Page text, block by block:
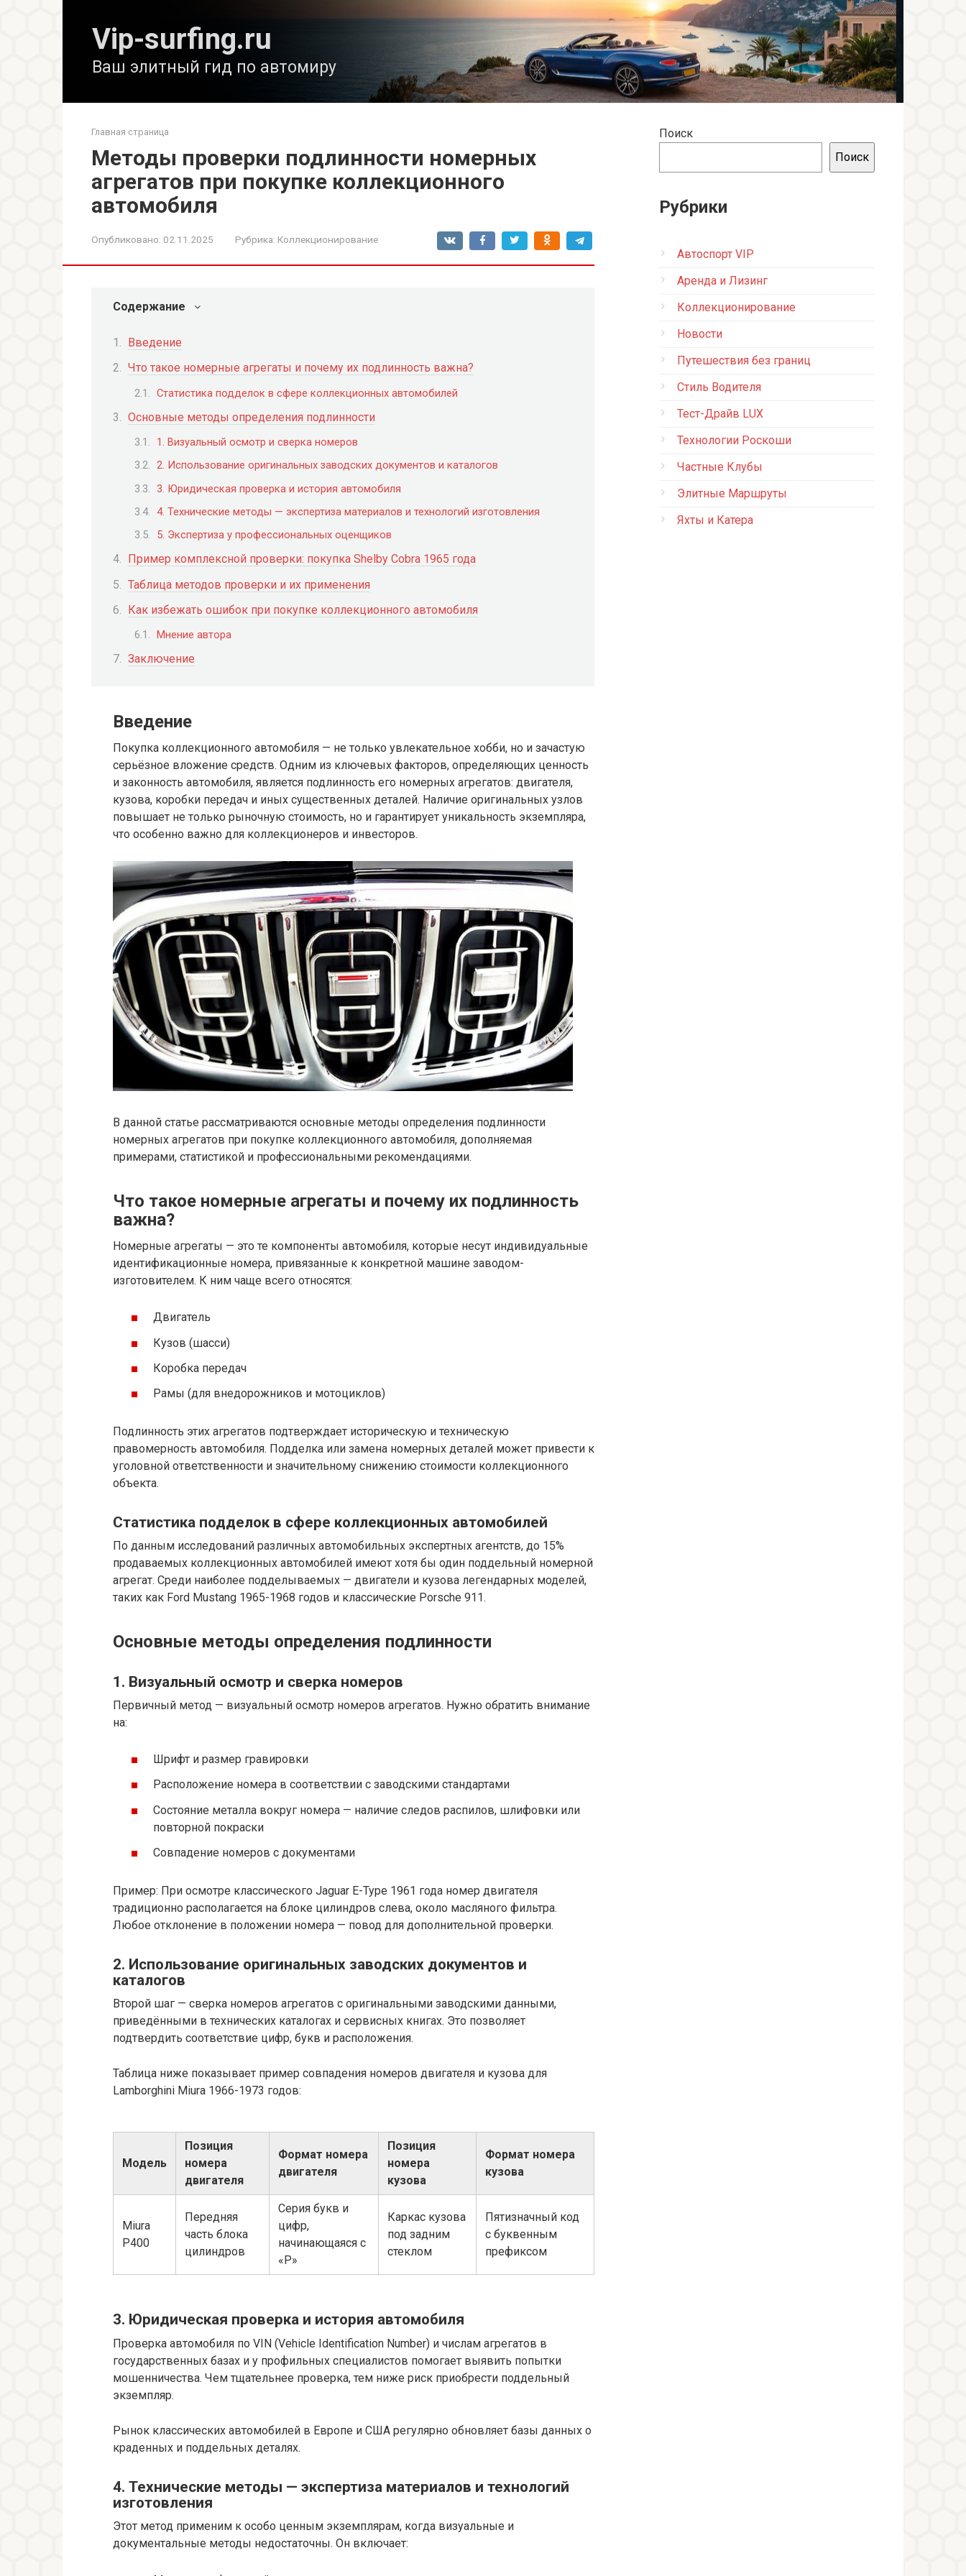
Vip-surfing.ru
Ваш элитный гид по автомиру
Главная страница
Методы проверки подлинности номерных
агрегатов при покупке коллекционного
автомобиля
Опубликовано: 02.11.2025 Рубрика: Коллекционирование
Содержание
Введение
Что такое номерные агрегаты и почему их подлинность важна?
Статистика подделок в сфере коллекционных автомобилей
Основные методы определения подлинности
1. Визуальный осмотр и сверка номеров
2. Использование оригинальных заводских документов и каталогов
3. Юридическая проверка и история автомобиля
4. Технические методы — экспертиза материалов и технологий изготовления
5. Экспертиза у профессиональных оценщиков
Пример комплексной проверки: покупка Shelby Cobra 1965 года
Таблица методов проверки и их применения
Как избежать ошибок при покупке коллекционного автомобиля
Мнение автора
Заключение
Введение
Покупка коллекционного автомобиля — не только увлекательное хобби, но и зачастую
серьёзное вложение средств. Одним из ключевых факторов, определяющих ценность
и законность автомобиля, является подлинность его номерных агрегатов: двигателя,
кузова, коробки передач и иных существенных деталей. Наличие оригинальных узлов
повышает не только рыночную стоимость, но и гарантирует уникальность экземпляра,
что особенно важно для коллекционеров и инвесторов.
В данной статье рассматриваются основные методы определения подлинности
номерных агрегатов при покупке коллекционного автомобиля, дополняемая
примерами, статистикой и профессиональными рекомендациями.
Что такое номерные агрегаты и почему их подлинность
важна?
Номерные агрегаты — это те компоненты автомобиля, которые несут индивидуальные
идентификационные номера, привязанные к конкретной машине заводом-
изготовителем. К ним чаще всего относятся:
Двигатель
Кузов (шасси)
Коробка передач
Рамы (для внедорожников и мотоциклов)
Подлинность этих агрегатов подтверждает историческую и техническую
правомерность автомобиля. Подделка или замена номерных деталей может привести к
уголовной ответственности и значительному снижению стоимости коллекционного
объекта.
Статистика подделок в сфере коллекционных автомобилей
По данным исследований различных автомобильных экспертных агентств, до 15%
продаваемых коллекционных автомобилей имеют хотя бы один поддельный номерной
агрегат. Среди наиболее подделываемых — двигатели и кузова легендарных моделей,
таких как Ford Mustang 1965-1968 годов и классические Porsche 911.
Основные методы определения подлинности
1. Визуальный осмотр и сверка номеров
Первичный метод — визуальный осмотр номеров агрегатов. Нужно обратить внимание
на:
Шрифт и размер гравировки
Расположение номера в соответствии с заводскими стандартами
Состояние металла вокруг номера — наличие следов распилов, шлифовки или
повторной покраски
Совпадение номеров с документами
Пример: При осмотре классического Jaguar E-Type 1961 года номер двигателя
традиционно располагается на блоке цилиндров слева, около масляного фильтра.
Любое отклонение в положении номера — повод для дополнительной проверки.
2. Использование оригинальных заводских документов и
каталогов
Второй шаг — сверка номеров агрегатов с оригинальными заводскими данными,
приведёнными в технических каталогах и сервисных книгах. Это позволяет
подтвердить соответствие цифр, букв и расположения.
Таблица ниже показывает пример совпадения номеров двигателя и кузова для
Lamborghini Miura 1966-1973 годов:
Модель
Позиция
номера
двигателя
Формат номера
двигателя
Позиция
номера
кузова
Формат номера
кузова
Miura
P400
Передняя
часть блока
цилиндров
Серия букв и
цифр,
начинающаяся с
«P»
Каркас кузова
под задним
стеклом
Пятизначный код
с буквенным
префиксом
3. Юридическая проверка и история автомобиля
Проверка автомобиля по VIN (Vehicle Identification Number) и числам агрегатов в
государственных базах и у профильных специалистов помогает выявить попытки
мошенничества. Чем тщательнее проверка, тем ниже риск приобрести поддельный
экземпляр.
Рынок классических автомобилей в Европе и США регулярно обновляет базы данных о
краденных и поддельных деталях.
4. Технические методы — экспертиза материалов и технологий
изготовления
Этот метод применим к особо ценным экземплярам, когда визуальные и
документальные методы недостаточны. Он включает:
Поиск
Поиск
Рубрики
Автоспорт VIP
Аренда и Лизинг
Коллекционирование
Новости
Путешествия без границ
Стиль Водителя
Тест-Драйв LUX
Технологии Роскоши
Частные Клубы
Элитные Маршруты
Яхты и Катера